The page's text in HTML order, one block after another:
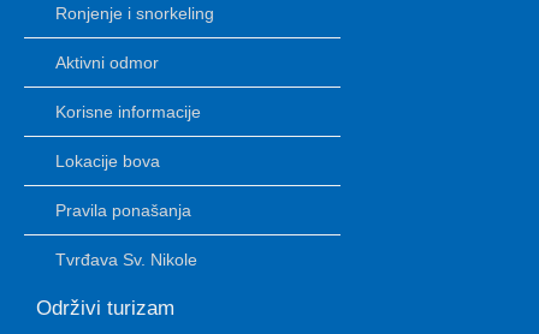
Ronjenje i snorkeling
Aktivni odmor
Korisne informacije
Lokacije bova
Pravila ponašanja
Tvrđava Sv. Nikole
Održivi turizam